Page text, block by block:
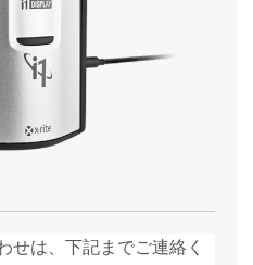
せは、下記までご連絡く